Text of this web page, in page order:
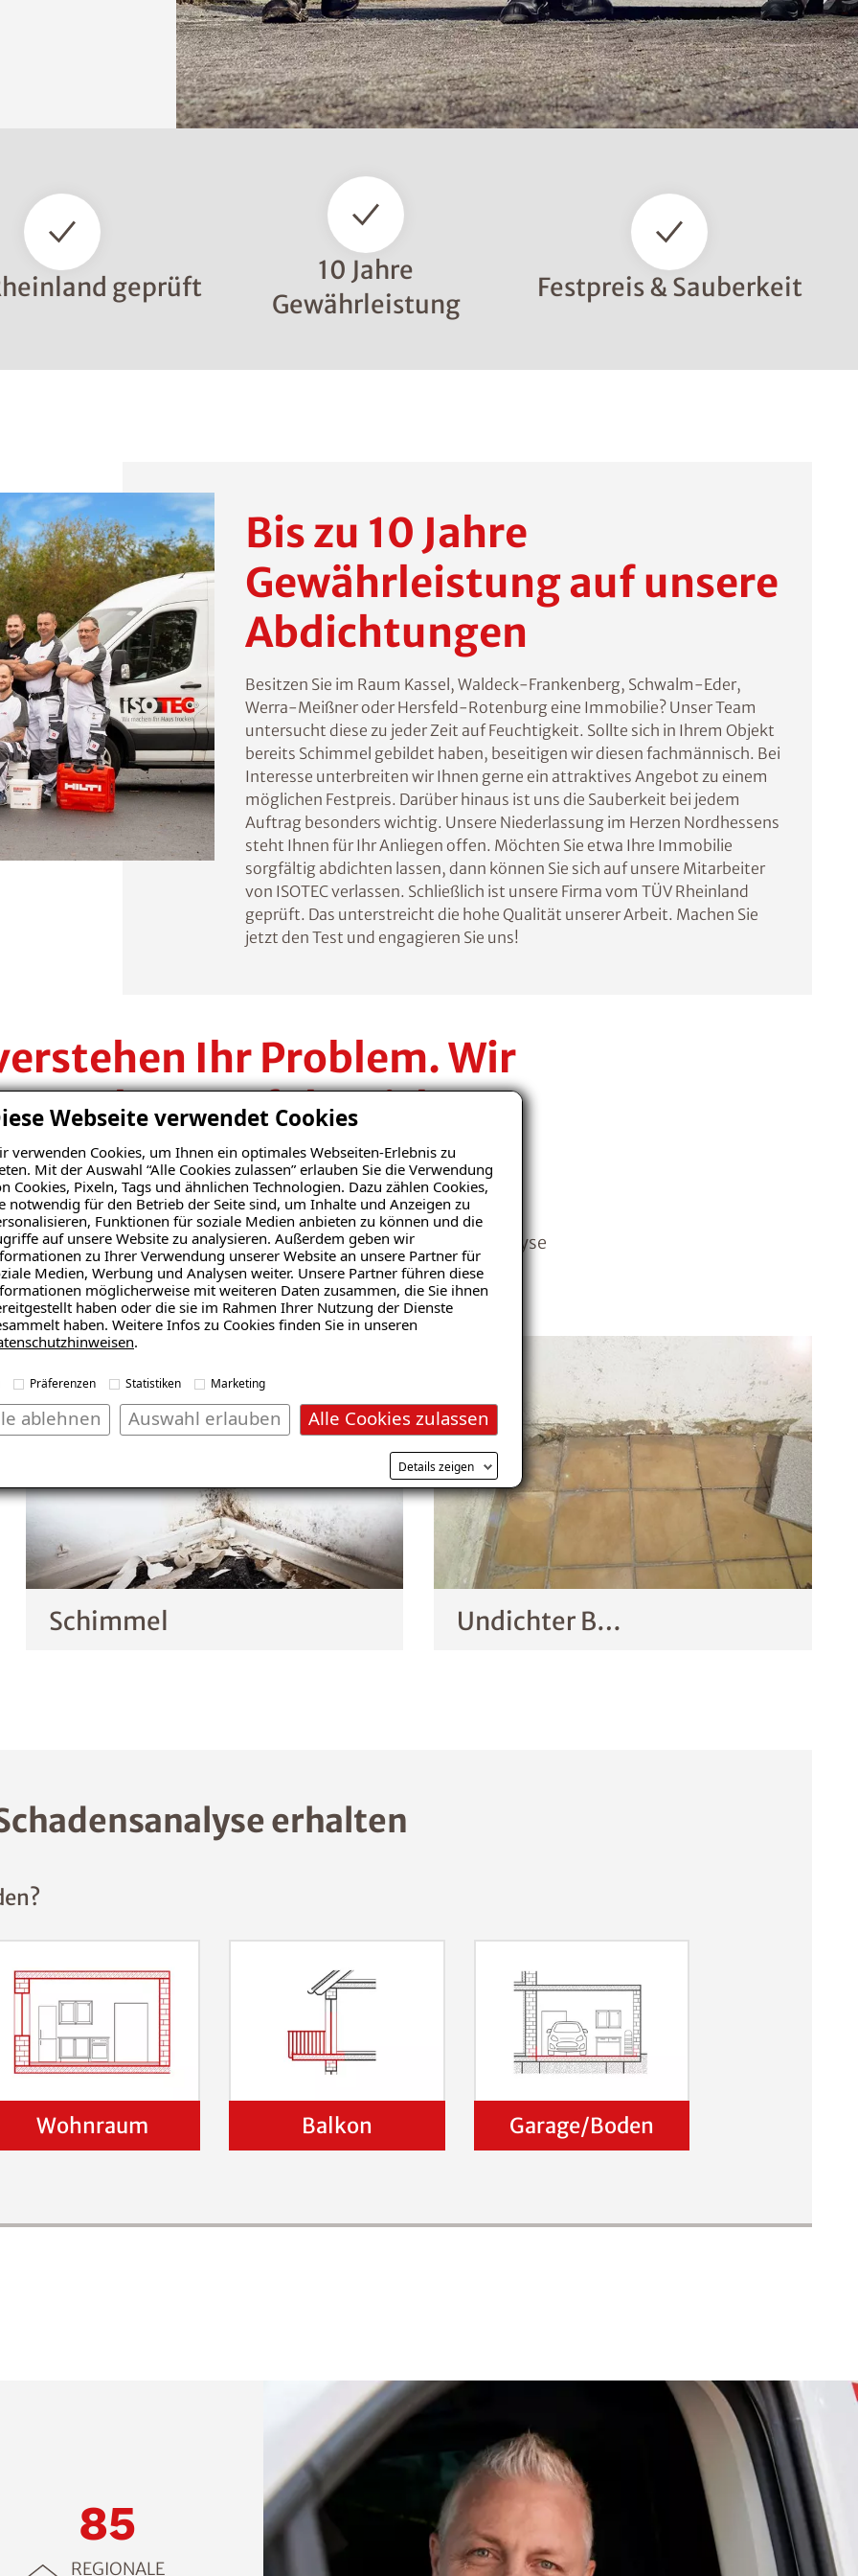
Webseite verwendet Cookies
verwenden Cookies, um Ihnen ein optimales Webseiten-Erlebnis zu
Mit der Auswahl “Alle Cookies zulassen” erlauben Sie die Verwendung
Cookies, Pixeln, Tags und ähnlichen Technologien. Dazu zählen Cookies,
notwendig für den Betrieb der Seite sind, um Inhalte und Anzeigen zu
Funktionen für soziale Medien anbieten zu können und die
auf unsere Website zu analysieren. Außerdem geben wir
zu Ihrer Verwendung unserer Website an unsere Partner für
Medien, Werbung und Analysen weiter. Unsere Partner führen diese
möglicherweise mit weiteren Daten zusammen, die Sie ihnen
haben oder die sie im Rahmen Ihrer Nutzung der Dienste
haben. Weitere Infos zu Cookies finden Sie in unseren
.
Präferenzen Statistiken Marketing
Alle Cookies zulassen
Auswahl erlauben
ablehnen
Details zeigen
geprüft
10 Jahre
Gewährleistung
Festpreis & Sauberkeit
Bis zu 10 Jahre
Gewährleistung auf unsere
Abdichtungen
Besitzen Sie im Raum Kassel, Waldeck-Frankenberg, Schwalm-Eder,
Werra-Meißner oder Hersfeld-Rotenburg eine Immobilie? Unser Team
untersucht diese zu jeder Zeit auf Feuchtigkeit. Sollte sich in Ihrem Objekt
bereits Schimmel gebildet haben, beseitigen wir diesen fachmännisch. Bei
Interesse unterbreiten wir Ihnen gerne ein attraktives Angebot zu einem
möglichen Festpreis. Darüber hinaus ist uns die Sauberkeit bei jedem
Auftrag besonders wichtig. Unsere Niederlassung im Herzen Nordhessens
steht Ihnen für Ihr Anliegen offen. Möchten Sie etwa Ihre Immobilie
sorgfältig abdichten lassen, dann können Sie sich auf unsere Mitarbeiter
von ISOTEC verlassen. Schließlich ist unsere Firma vom TÜV Rheinland
geprüft. Das unterstreicht die hohe Qualität unserer Arbeit. Machen Sie
jetzt den Test und engagieren Sie uns!
Ihr Problem. Wir
Ihnen erfolgreiche
Lösungen.
im Kampf gegen Feuchte- und Schimmelschäden an
zuverlässigen Mitarbeiter begleiten Sie von der Problemanalyse
Sanierungslösung auf höchstem Qualitätsniveau. Wir
vertrauen auf unsere Kompetenz. Vertrauen Sie uns.
Schimmel Undichter Balkon
erhalten
Wohnraum Balkon Garage/Boden
85
REGIONALE